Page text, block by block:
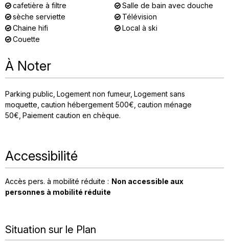
cafetière à filtre
Salle de bain avec douche
sèche serviette
Télévision
Chaine hifi
Local à ski
Couette
À Noter
Parking public Logement non fumeur Logement sans
moquette caution hébergement 500€ caution ménage
50€ Paiement caution en chèque
Accessibilité
Accès pers. à mobilité réduite : Non accessible aux
personnes à mobilité réduite
Situation sur le Plan